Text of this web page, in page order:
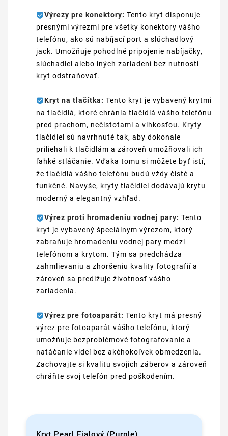
Výrezy pre konektory: Tento kryt disponuje
presnými výrezmi pre všetky konektory vášho
telefónu, ako sú nabíjací port a slúchadlový
jack. Umožňuje pohodlné pripojenie nabíjačky,
slúchadiel alebo iných zariadení bez nutnosti
kryt odstraňovať.
Kryt na tlačítka: Tento kryt je vybavený krytmi
na tlačidlá, ktoré chránia tlačidlá vášho telefónu
pred prachom, nečistotami a vlhkosťou. Kryty
tlačidiel sú navrhnuté tak, aby dokonale
priliehali k tlačidlám a zároveň umožňovali ich
ľahké stláčanie. Vďaka tomu si môžete byť istí,
že tlačidlá vášho telefónu budú vždy čisté a
funkčné. Navyše, kryty tlačidiel dodávajú krytu
moderný a elegantný vzhľad.
Výrez proti hromadeniu vodnej pary: Tento
kryt je vybavený špeciálnym výrezom, ktorý
zabraňuje hromadeniu vodnej pary medzi
telefónom a krytom. Tým sa predchádza
zahmlievaniu a zhoršeniu kvality fotografií a
zároveň sa predlžuje životnosť vášho
zariadenia.
Výrez pre fotoaparát: Tento kryt má presný
výrez pre fotoaparát vášho telefónu, ktorý
umožňuje bezproblémové fotografovanie a
natáčanie videí bez akéhokoľvek obmedzenia.
Zachovajte si kvalitu svojich záberov a zároveň
chráňte svoj telefón pred poškodením.